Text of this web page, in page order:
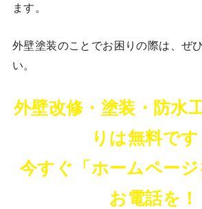
ます。
外壁塗装のことでお困りの際は、ぜ
い。
外壁改修・塗装・防水
りは無料です
今すぐ「ホームページ
お電話を！